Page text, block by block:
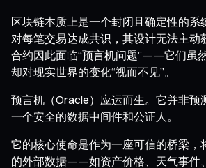
区块链本质上是一个封闭且确定性的系
对每笔交易达成共识，其设计无法主动
合约因此面临“预言机问题”——它们虽
却对现实世界的变化“视而不见”。
预言机（Oracle）应运而生。它并非预
一个安全的数据中间件和公证人。
它的核心使命是作为一座可信的桥梁，
的外部数据——如资产价格、天气事件